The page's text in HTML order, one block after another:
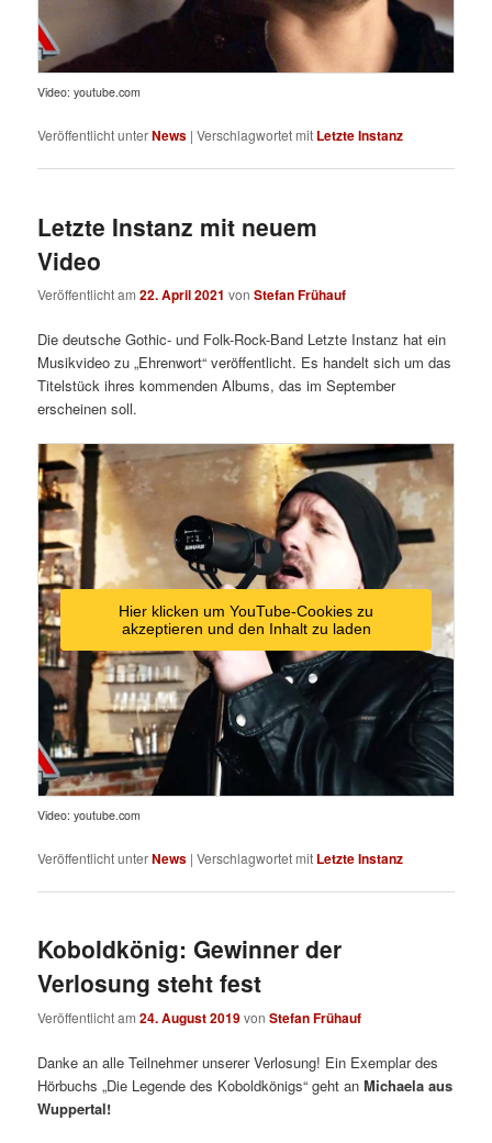
Video: youtube.com
Veröffentlicht unterNews |Verschlagwortet mit Letzte Instanz
Letzte Instanz mit neuem
Video
Veröffentlicht am22. April 2021 vonStefan Frühauf
Die deutsche Gothic- und Folk-Rock-Band Letzte Instanz hat ein
Musikvideo zu „Ehrenwort“ veröffentlicht. Es handelt sich um das
Titelstück ihres kommenden Albums, das im September
erscheinen soll.
Hier klicken um YouTube-Cookies zu
akzeptieren und den Inhalt zu laden
Video: youtube.com
Veröffentlicht unterNews |Verschlagwortet mit Letzte Instanz
Koboldkönig: Gewinner der
Verlosung steht fest
Veröffentlicht am24. August 2019vonStefan Frühauf
Danke an alle Teilnehmer unserer Verlosung! Ein Exemplar des
Hörbuchs „Die Legende des Koboldkönigs“ geht anMichaela aus
Wuppertal!